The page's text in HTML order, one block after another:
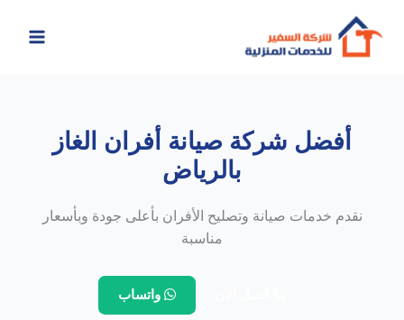
أفضل شركة صيانة أفران الغاز
بالرياض
نقدم خدمات صيانة وتصليح الأفران بأعلى جودة وبأسعار
مناسبة
واتساب